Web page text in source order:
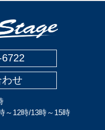
わせ
12時/13時～15時